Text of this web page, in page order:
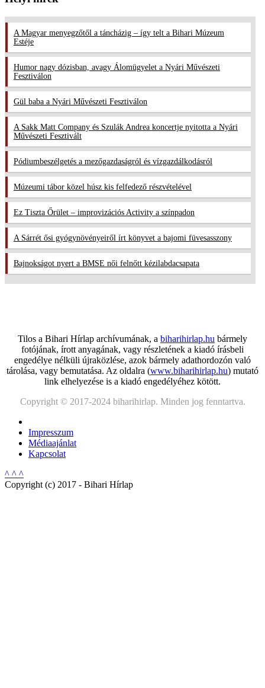
A Magyar menyegzőtől a táncházig – így telt a Bihari Múzeum
Estéje
Humor nagy dózisban, avagy Álomügyelet a Nyári Művészeti
Fesztiválon
Gül baba a Nyári Művészeti Fesztiválon
A Sakk Matt Company és Szulák Andrea koncertje nyitotta a Nyári
Művészeti Fesztivált
Pódiumbeszélgetés a mezőgazdaságról és vízgazdálkodásról
Múzeumi tábor közel húsz kis felfedező részvételével
Ez Tiszta Őrület – improvizációs Activity a színpadon
A Sárrét ősi gyógynövényeiről írt könyvet a bajomi füvesasszony
Bajnokságot nyert a BMSE női felnőtt kézilabdacsapata
Tilos a Bihari Hírlap archívumának, a biharihirlap.hu bármely
fotójának, írott anyagának, vagy részletének a kiadó írásbeli
engedélye nélküli újraközlése, azok bármely adathordozón való
tárolása, vagy bemutatása. Az oldalra (www.biharihirlap.hu) mutató
link elhelyezése is a kiadó engedélyéhez kötött.
Copyright © 2017-2024 biharihirlap. Minden jog fenntartva.
Impresszum
Médiaajánlat
Kapcsolat
^ ^ ^
Copyright (c) 2017 - Bihari Hírlap